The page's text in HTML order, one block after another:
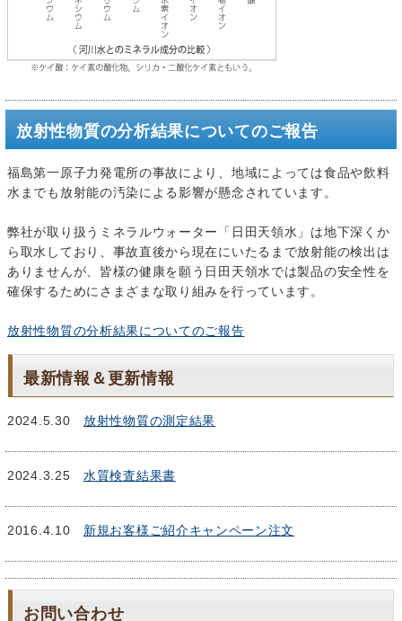
放射性物質の分析結果についてのご報告
福島第一原子力発電所の事故により、地域によっては食品や飲料
水までも放射能の汚染による影響が懸念されています。
弊社が取り扱うミネラルウォーター「日田天領水」は地下深くか
ら取水しており、事故直後から現在にいたるまで放射能の検出は
ありませんが、皆様の健康を願う日田天領水では製品の安全性を
確保するためにさまざまな取り組みを行っています。
放射性物質の分析結果についてのご報告
最新情報＆更新情報
2024.5.30 放射性物質の測定結果
2024.3.25 水質検査結果書
2016.4.10 新規お客様ご紹介キャンペーン注文
お問い合わせ